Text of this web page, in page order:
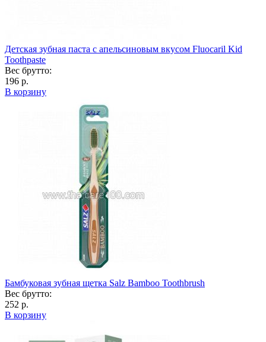
Детская зубная паста с апельсиновым вкусом Fluocaril Kid
Toothpaste
Вес брутто:
196 р.
В корзину
Бамбуковая зубная щетка Salz Bamboo Toothbrush
Вес брутто:
252 р.
В корзину